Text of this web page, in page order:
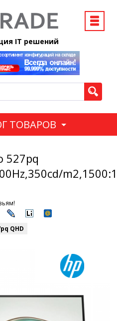
IT решений
ТОВАРОВ
527pq
QHD